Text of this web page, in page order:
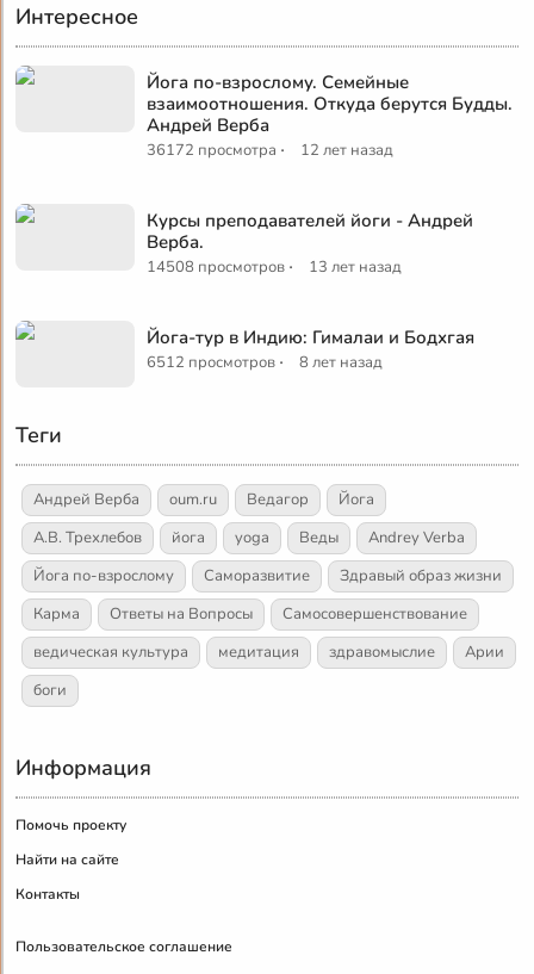
Интересное
Йога по-взрослому. Семейные
взаимоотношения. Откуда берутся Будды.
Андрей Верба
36172 просмотра · 12 лет назад
Курсы преподавателей йоги - Андрей
Верба.
14508 просмотров · 13 лет назад
Йога-тур в Индию: Гималаи и Бодхгая
6512 просмотров · 8 лет назад
Теги
Андрей Верба oum.ru Ведагор
Йога
А.В. Трехлебов
йога yoga Веды
Andrey Verba
Йога по-взрослому
Саморазвитие
Здравый образ жизни
Карма
Ответы на Вопросы
Самосовершенствование
ведическая культура
медитация здравомыслие
Арии
боги
Информация
Помочь проекту
Найти на сайте
Контакты
Пользовательское соглашение